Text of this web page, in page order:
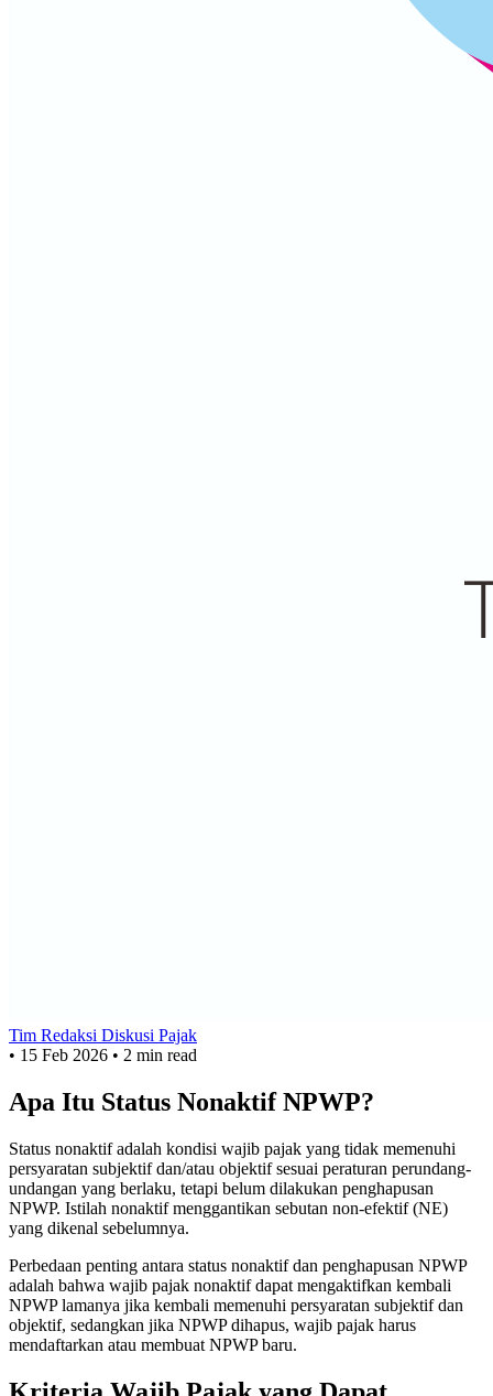
Tim Redaksi Diskusi Pajak
• 15 Feb 2026 • 2 min read
Apa Itu Status Nonaktif NPWP?
Status nonaktif adalah kondisi wajib pajak yang tidak memenuhi
persyaratan subjektif dan/atau objektif sesuai peraturan perundang-
undangan yang berlaku, tetapi belum dilakukan penghapusan
NPWP. Istilah nonaktif menggantikan sebutan non-efektif (NE)
yang dikenal sebelumnya.
Perbedaan penting antara status nonaktif dan penghapusan NPWP
adalah bahwa wajib pajak nonaktif dapat mengaktifkan kembali
NPWP lamanya jika kembali memenuhi persyaratan subjektif dan
objektif, sedangkan jika NPWP dihapus, wajib pajak harus
mendaftarkan atau membuat NPWP baru.